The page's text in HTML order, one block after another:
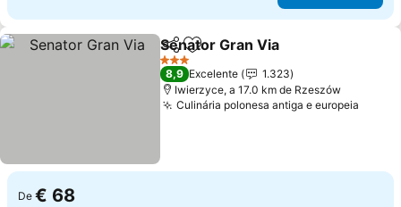
PartilharAdicionar aos favoritos
Senator Gran Via
3 Estrelas
8,9 Excelente
1.323
Iwierzyce, a 17.0 km de Rzeszów
Culinária polonesa antiga e europeia
De € 68